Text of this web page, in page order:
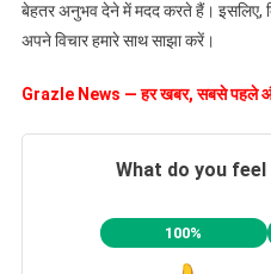
बेहतर अनुभव देने में मदद करते हैं। इसलिए,
अपने विचार हमारे साथ साझा करें।
Grazle News — हर खबर, सबसे पहले
What do you
100%